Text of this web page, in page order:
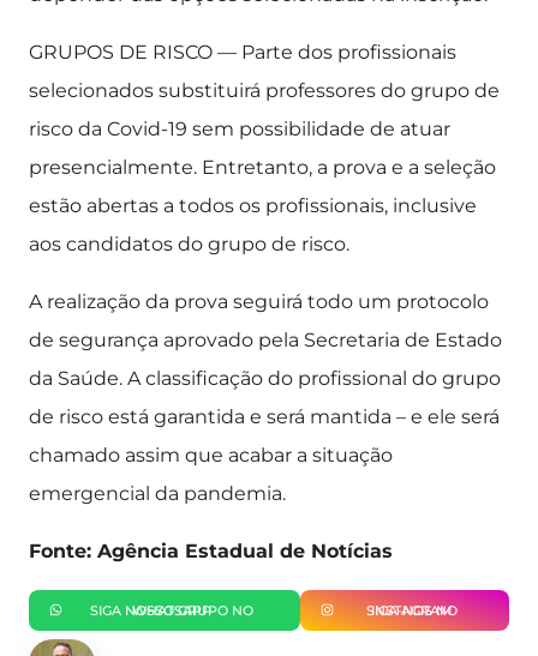
GRUPOS DE RISCO — Parte dos profissionais
selecionados substituirá professores do grupo de
risco da Covid-19 sem possibilidade de atuar
presencialmente. Entretanto, a prova e a seleção
estão abertas a todos os profissionais, inclusive
aos candidatos do grupo de risco.
A realização da prova seguirá todo um protocolo
de segurança aprovado pela Secretaria de Estado
da Saúde. A classificação do profissional do grupo
de risco está garantida e será mantida – e ele será
chamado assim que acabar a situação
emergencial da pandemia.
Fonte: Agência Estadual de Notícias
SIGA NOSSO GRUPO NO WHATSAPP SIGA-NOS NO INSTAGRAM